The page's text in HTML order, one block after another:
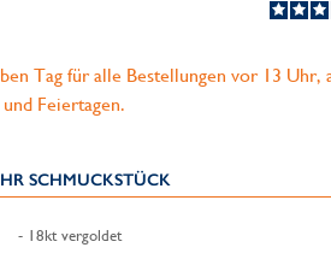
Tag für alle Bestellungen vor 13 Uhr,
Feiertagen.
SCHMUCKSTÜCK
- 18kt vergoldet